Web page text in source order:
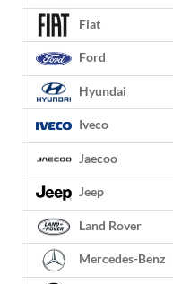
Fiat
Ford
Hyundai
Iveco
Jaecoo
Jeep
Land Rover
Mercedes-Benz